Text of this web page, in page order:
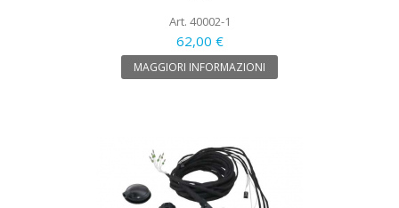
Art. 40002-1
62,00 €
MAGGIORI INFORMAZIONI